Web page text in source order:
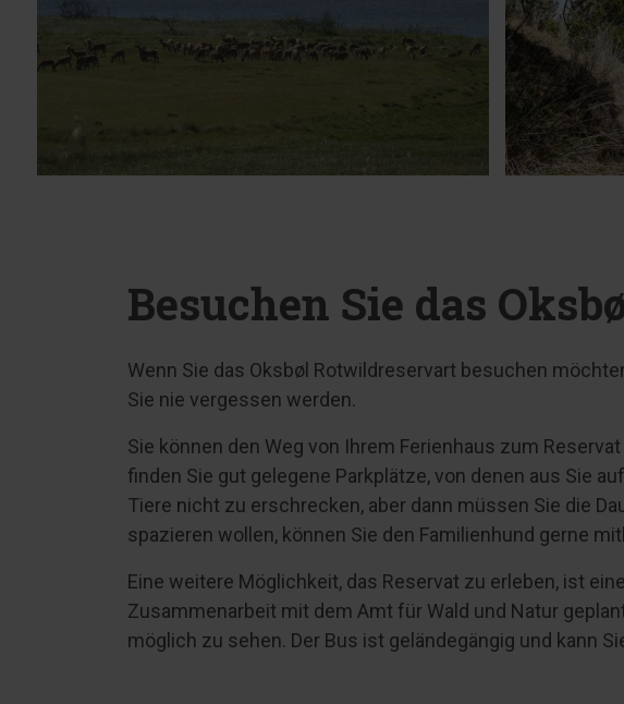
Besuchen Sie das
Wenn Sie das Oksbøl Rotwildreservart besuchen
Sie nie vergessen werden.
Sie können den Weg von Ihrem Ferienhaus zum
finden Sie gut gelegene Parkplätze, von denen aus Sie
Tiere nicht zu erschrecken, aber dann müssen Sie die
spazieren wollen, können Sie den Familienhund gerne
Eine weitere Möglichkeit, das Reservat zu erleben, ist
Zusammenarbeit mit dem Amt für Wald und Natur
möglich zu sehen. Der Bus ist geländegängig und kann